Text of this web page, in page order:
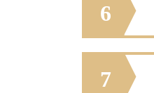
6
7